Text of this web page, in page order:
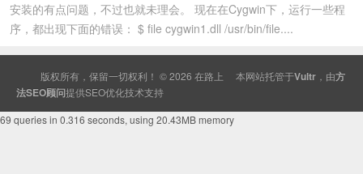
安装的有点问题，不过也就未理会。 现在在Cygwin下，运行一些程
序，都出现下面的错误： $ file cygwin1.dll /usr/bin/file....
版权所有，保留一切权利！ © 2026 在路上 本网站托管于Vultr ，由方
法SEO顾问提供SEO优化技术支持
69 queries in 0.316 seconds, using 20.43MB memory